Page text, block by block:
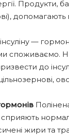
Продукти,
інсуліну —
ми
до
жири та